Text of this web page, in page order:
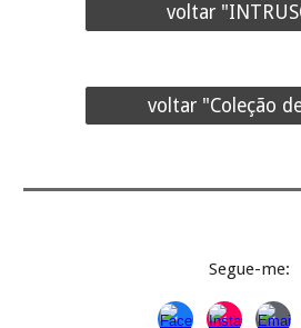
voltar
voltar "Coleção
Segue-me: